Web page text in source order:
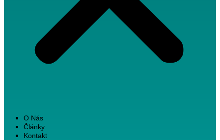
O Nás
Články
Kontakt